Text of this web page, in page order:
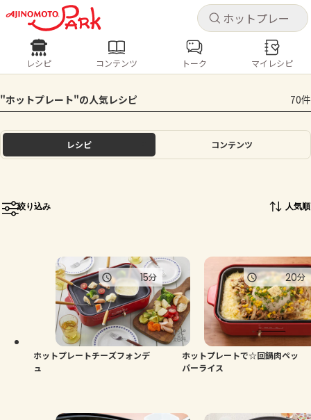
キャ
ログインするとレシピを保存できます
ログイン
ホーム
トーク
よくあるお問い合わせ
お買い物
キャ
レシピ コンテンツ
人気の食材・レシピ
きゅうり なす トマト とうもろこし
ピーマン
レシピ コンテンツ トーク マイレシピ
"ホットプレート"の人気レシピ 70件
レシピ コンテンツ
絞り込み 人気順
ホットプレートチーズフォンデ
ュ
15分
ホットプレートで☆回鍋肉ペッ
パーライス
20分